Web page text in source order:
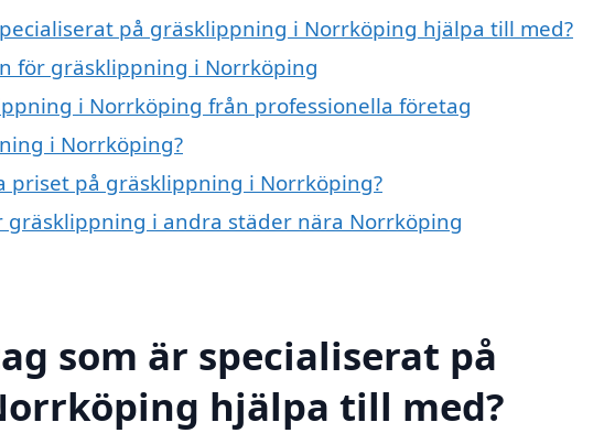
på gräsklippning i Norrköping hjälpa till med?
för gräsklippning i Norrköping
i Norrköping från professionella företag
i Norrköping?
priset på gräsklippning i Norrköping?
gräsklippning i andra städer nära Norrköping
som är specialiserat på
hjälpa till med?